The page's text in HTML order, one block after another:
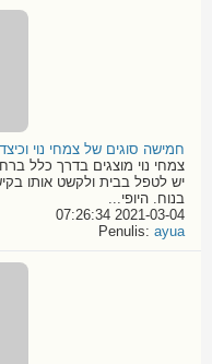
חמישה סוגים של צמחי נוי
צמחי נוי מוצגים בדרך כלל
יש לטפל בבית ולקשט אותו
בנוח. היופי...
2021-03-04 07:26:34
Penulis: ayua